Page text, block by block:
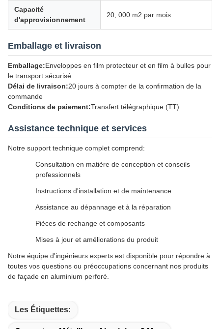
Capacité
d'approvisionnement
20, 000 m2 par mois
Emballage et livraison
Emballage:Enveloppes en film protecteur et en film à bulles pour
le transport sécurisé
Délai de livraison:20 jours à compter de la confirmation de la
commande
Conditions de paiement:Transfert télégraphique (TT)
Assistance technique et services
Notre support technique complet comprend:
Consultation en matière de conception et conseils
professionnels
Instructions d'installation et de maintenance
Assistance au dépannage et à la réparation
Pièces de rechange et composants
Mises à jour et améliorations du produit
Notre équipe d'ingénieurs experts est disponible pour répondre à
toutes vos questions ou préoccupations concernant nos produits
de façade en aluminium perforé.
Les Étiquettes: